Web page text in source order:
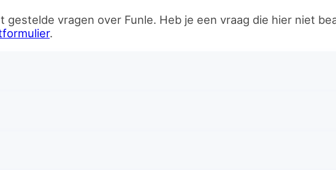
vragen over Funle. Heb je een vraag die hier niet
.